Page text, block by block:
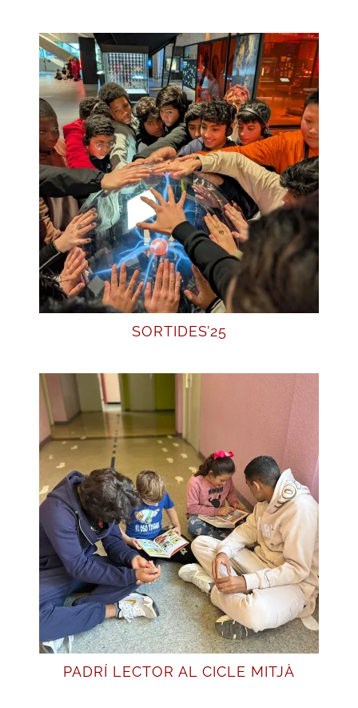
SORTIDES’25
PADRÍ LECTOR AL CICLE MITJÀ